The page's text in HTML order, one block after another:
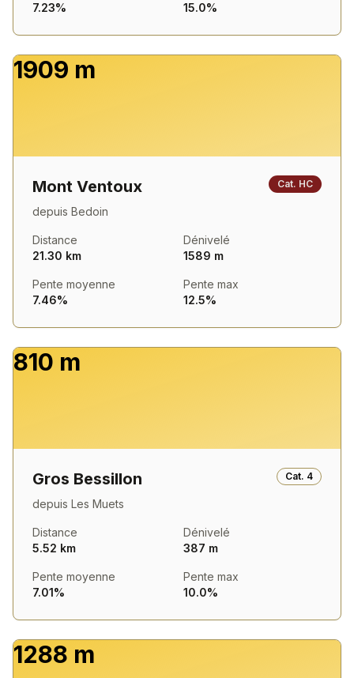
7.23%
15.0%
1909 m
Mont Ventoux Cat. HC
depuis Bedoin
Distance
21.30 km
Dénivelé
1589 m
Pente moyenne
7.46%
Pente max
12.5%
810 m
Gros Bessillon Cat. 4
depuis Les Muets
Distance
5.52 km
Dénivelé
387 m
Pente moyenne
7.01%
Pente max
10.0%
1288 m